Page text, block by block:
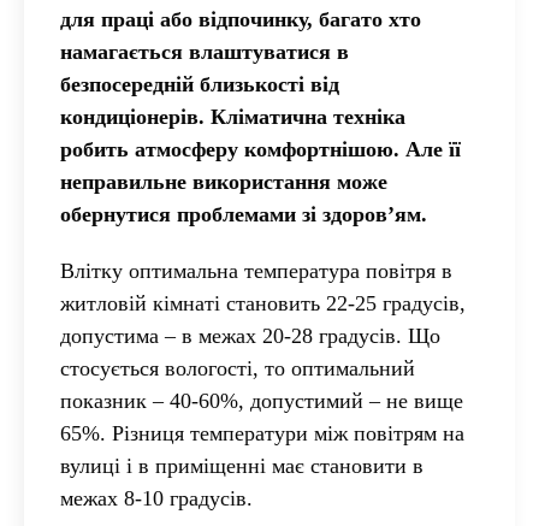
для праці або відпочинку, багато хто
намагається влаштуватися в
безпосередній близькості від
кондиціонерів. Кліматична техніка
робить атмосферу комфортнішою. Але її
неправильне використання може
обернутися проблемами зі здоров’ям.
Влітку оптимальна температура повітря в
житловій кімнаті становить 22-25 градусів,
допустима – в межах 20-28 градусів. Що
стосується вологості, то оптимальний
показник – 40-60%, допустимий – не вище
65%. Різниця температури між повітрям на
вулиці і в приміщенні має становити в
межах 8-10 градусів.